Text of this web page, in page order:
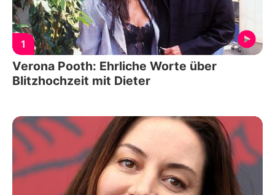
1
Verona Pooth: Ehrliche Worte über
Blitzhochzeit mit Dieter